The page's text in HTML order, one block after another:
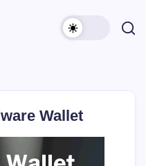
Wallet